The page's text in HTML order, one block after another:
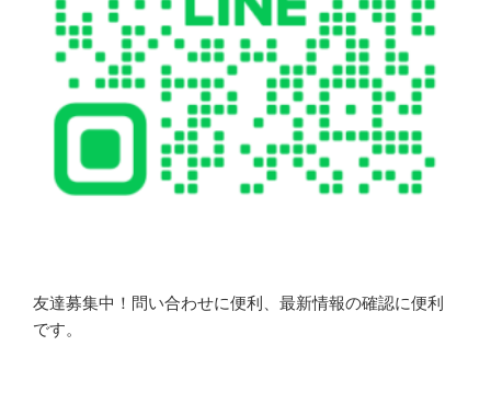
友達募集中！問い合わせに便利、最新情報の確認に便利
です。